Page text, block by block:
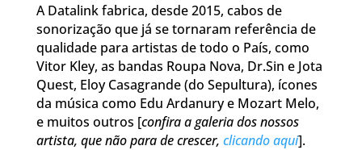
A Datalink fabrica, desde 2015, cabos de
sonorização que já se tornaram referência de
qualidade para artistas de todo o País, como
Vitor Kley, as bandas Roupa Nova, Dr.Sin e Jota
Quest, Eloy Casagrande (do Sepultura), ícones
da música como Edu Ardanury e Mozart Melo,
e muitos outros [confira a galeria dos nossos
artista, que não para de crescer, clicando aqui].